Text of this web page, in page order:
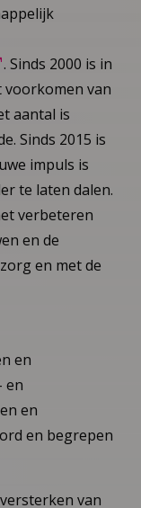
. Sinds 2000 is in
voorkomen van
aantal is
Sinds 2015 is
impuls is
te laten dalen.
verbeteren
en de
en met de
en
en
en
en begrepen
van